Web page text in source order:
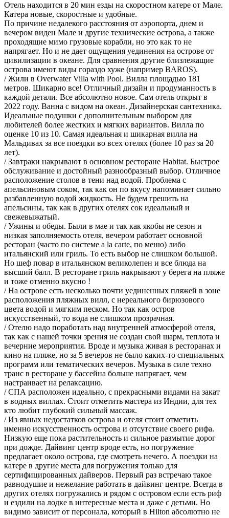
Отель находится в 20 мин езды на скоростном катере от Мале.
Катера новые, скоростные и удобные.
По причине недалекого расстояния от аэропорта, днем и
вечером виден Мале и другие технические острова, а также
проходящие мимо грузовые корабли, но это как то не
напрягает. Но и не дает ощущения уединения на острове от
цивилизации в океане. Для сравнения другие близлежащие
острова имеют виды гораздо хуже (например BAROS).
/ Жили в Overwater Villa with Pool. Вилла площадью 181
метров. Шикарно все! Отличный дизайн и продуманность в
каждой детали. Все абсолютно новое. Сам отель открыт в
2022 году. Ванна с видом на океан. Дизайнерская сантехника.
Идеальные подушки с дополнительным выбором для
любителей более жестких и мягких вариантов. Вилла по
оценке 10 из 10. Самая идеальная и шикарная вилла на
Мальдивах за все поездки во всех отелях (более 10 раз за 20
лет).
/ Завтраки накрывают в основном ресторане Habitat. Быстрое
обслуживание и достойный разнообразный выбор. Отличное
расположение столов в тени над водой. Проблема с
апельсиновым соком, так как он по вкусу напоминает сильно
разбавленную водой жидкость. Не будем грешить на
апельсины, так как в других отелях сок идеальный и
свежевыжатый.
/ Ужины и обеды. Были в мае и так как якобы не сезон и
низкая заполняемость отеля, вечером работает основной
ресторан (часто по системе a la carte, по меню) либо
итальянский или гриль. То есть выбор не слишком большой.
Но шеф повар в итальянском великолепен и все блюда на
высший балл. В ресторане гриль накрывают у берега на пляже
и тоже отменно вкусно !
/ На острове есть несколько почти уединенных пляжей в зоне
расположения пляжных вилл, с нереального бирюзового
цвета водой и мягким песком. Но так как остров
искусственный, то вода не слишком прозрачная.
/ Отелю надо поработать над внутренней атмосферой отеля,
так как с нашей точки зрения не создан свой шарм, теплота и
вечерние мероприятия. Вроде и музыка живая в ресторанах и
кино на пляже, но за 5 вечеров не было каких-то специальных
программ или тематических вечеров. Музыка в силе техно
транс в ресторане у бассейна больше напрягает, чем
настраивает на релаксацию.
/ СПА расположен идеально, с прекрасными видами на закат
в водных виллах. Стоит отметить мастера из Индии, для тех
кто любит глубокий сильный массаж.
/ Из явных недостатков острова и отеля стоит отметить
именно искусственность острова и отсутствие своего рифа.
Низкую еще пока растительность и сильное размытие дорог
при дожде. Дайвинг центр вроде есть, но погружение
предлагает около острова, где смотреть нечего. А поездки на
катере в другие места для погружения только для
сертифицированных дайверов. Первый раз встречаю такое
равнодушие и нежелание работать в дайвинг центре. Всегда в
других отелях погружались и рядом с островом если есть риф
и ездили на лодке в интересные места и даже с детьми. Но
видимо зависит от персонала, который в Hilton абсолютно не